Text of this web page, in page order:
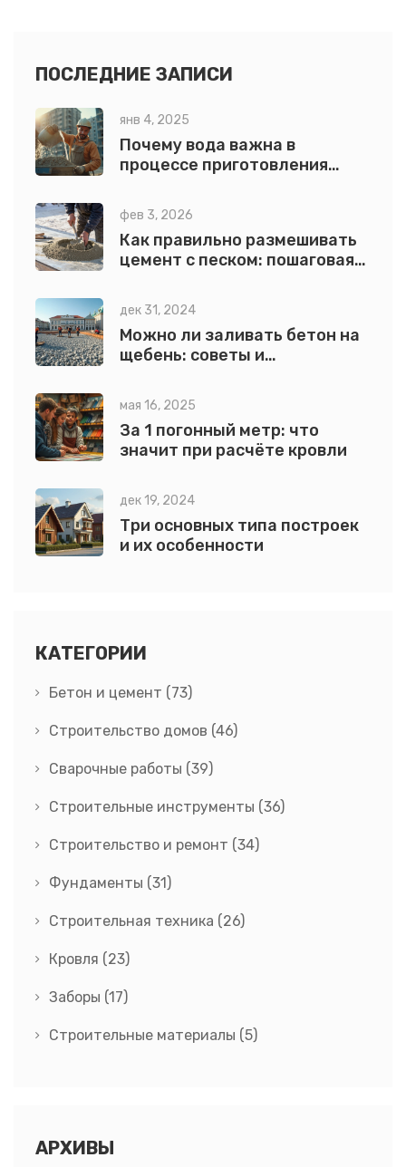
ПОСЛЕДНИЕ ЗАПИСИ
янв 4, 2025
Почему вода важна в
процессе приготовления
фев 3, 2026
Как правильно размешивать
цемент с песком: пошаговая
раствора
дек 31, 2024
Можно ли заливать бетон на
щебень: советы и
мая 16, 2025
За 1 погонный метр: что
значит при расчёте кровли
дек 19, 2024
Три основных типа построек
и их особенности
КАТЕГОРИИ
Бетон и цемент (73)
Строительство домов (46)
Сварочные работы (39)
Строительные инструменты (36)
Строительство и ремонт (34)
Фундаменты (31)
Строительная техника (26)
Кровля (23)
Заборы (17)
Строительные материалы (5)
АРХИВЫ